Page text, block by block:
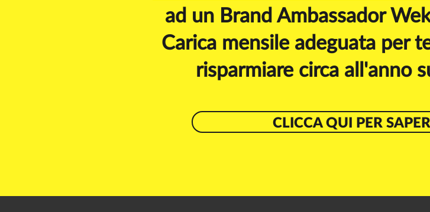
ad un Brand Ambassador
Carica mensile adeguata per
risparmiare circa all'anno
CLICCA QUI PER